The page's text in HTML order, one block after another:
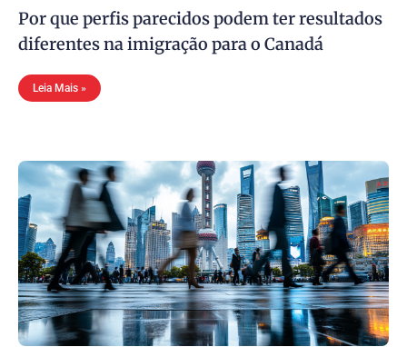
Por que perfis parecidos podem ter resultados
diferentes na imigração para o Canadá
Leia Mais »